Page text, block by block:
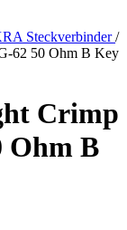
Steckverbinder/
62 50 Ohm B Key
Crimp
Ohm B